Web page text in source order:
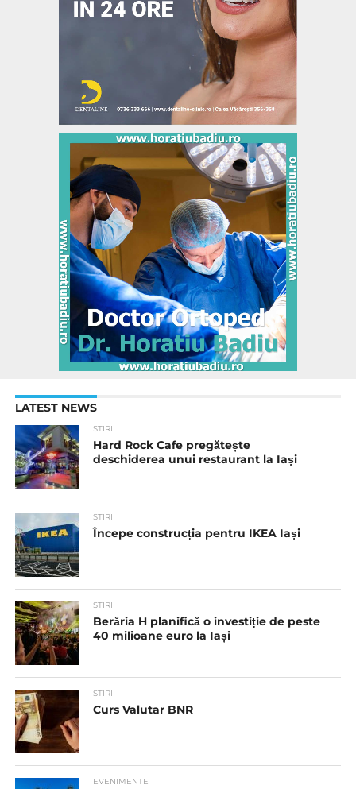
LATEST NEWS
STIRI
Hard Rock Cafe pregătește
deschiderea unui restaurant la Iași
STIRI
Începe construcția pentru IKEA Iași
STIRI
Berăria H planifică o investiție de peste
40 milioane euro la Iași
STIRI
Curs Valutar BNR
EVENIMENTE